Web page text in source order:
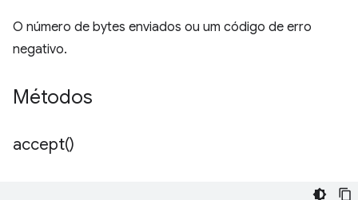
O número de bytes enviados ou um código de erro
negativo.
Métodos
accept()